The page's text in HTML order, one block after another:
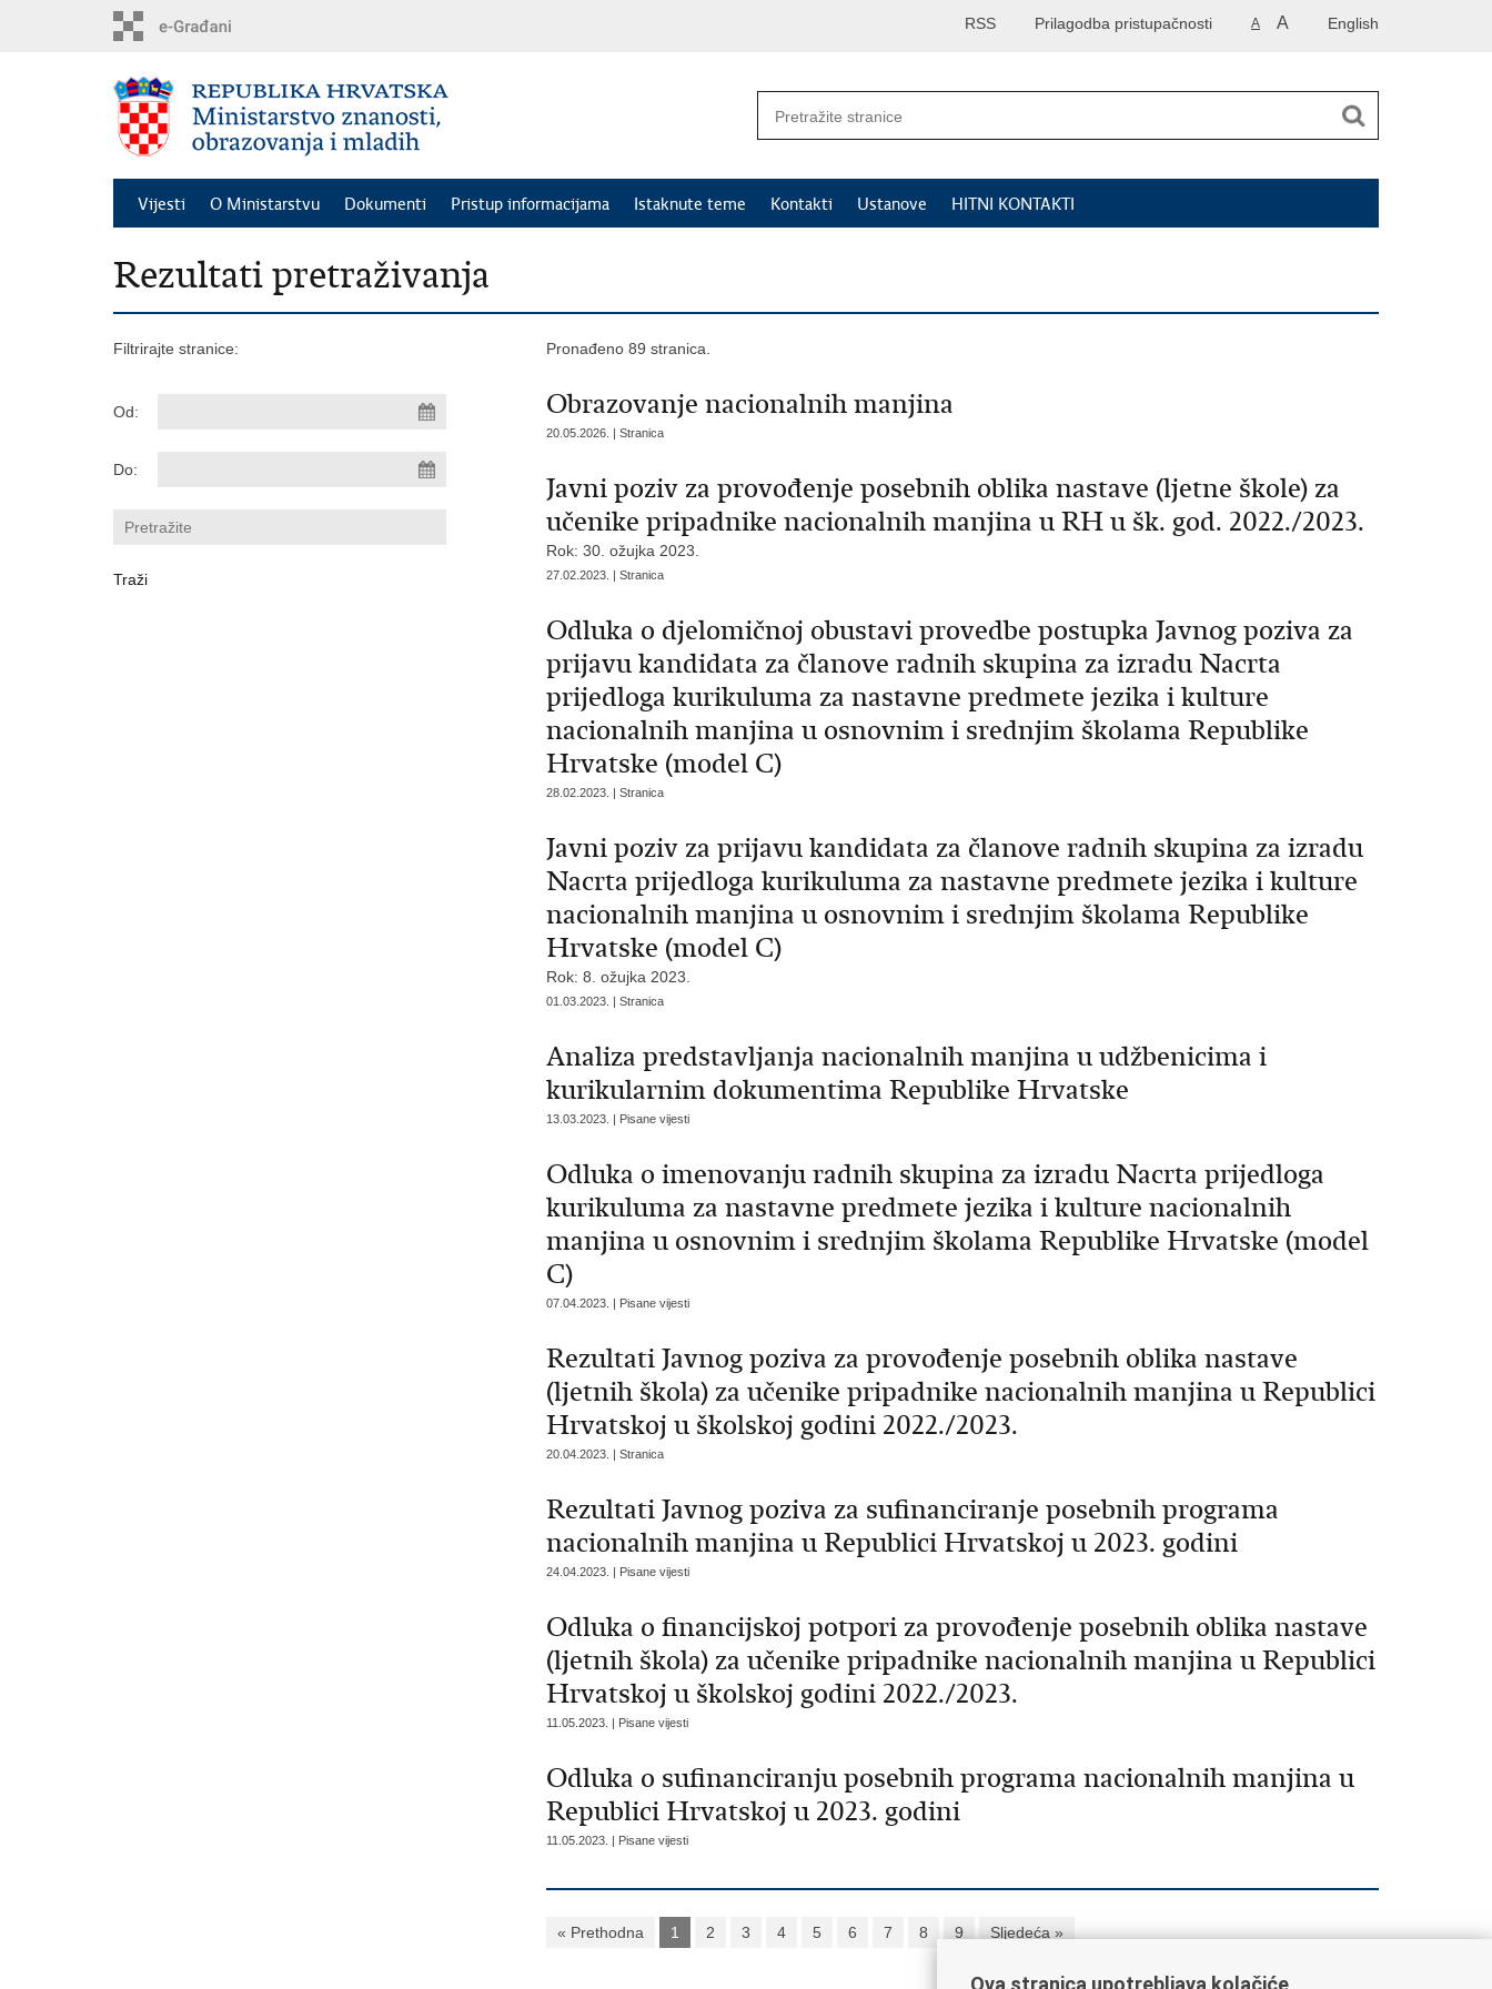
English
A A
Prilagodba pristupačnosti
RSS
Vijesti O Ministarstvu Dokumenti Pristup informacijama Istaknute teme Kontakti Ustanove HITNI KONTAKTI
Rezultati pretraživanja
Filtrirajte stranice:
Od:
Do:
Pronađeno 89 stranica.
Obrazovanje nacionalnih manjina
20.05.2026. | Stranica
Javni poziv za provođenje posebnih oblika nastave (ljetne škole) za
učenike pripadnike nacionalnih manjina u RH u šk. god. 2022./2023.
Rok: 30. ožujka 2023.
27.02.2023. | Stranica
Odluka o djelomičnoj obustavi provedbe postupka Javnog poziva za
prijavu kandidata za članove radnih skupina za izradu Nacrta
prijedloga kurikuluma za nastavne predmete jezika i kulture
nacionalnih manjina u osnovnim i srednjim školama Republike
Hrvatske (model C)
28.02.2023. | Stranica
Javni poziv za prijavu kandidata za članove radnih skupina za izradu
Nacrta prijedloga kurikuluma za nastavne predmete jezika i kulture
nacionalnih manjina u osnovnim i srednjim školama Republike
Hrvatske (model C)
Rok: 8. ožujka 2023.
01.03.2023. | Stranica
Analiza predstavljanja nacionalnih manjina u udžbenicima i
kurikularnim dokumentima Republike Hrvatske
13.03.2023. | Pisane vijesti
Odluka o imenovanju radnih skupina za izradu Nacrta prijedloga
kurikuluma za nastavne predmete jezika i kulture nacionalnih
manjina u osnovnim i srednjim školama Republike Hrvatske (model
C)
07.04.2023. | Pisane vijesti
Rezultati Javnog poziva za provođenje posebnih oblika nastave
(ljetnih škola) za učenike pripadnike nacionalnih manjina u Republici
Hrvatskoj u školskoj godini 2022./2023.
20.04.2023. | Stranica
Rezultati Javnog poziva za sufinanciranje posebnih programa
nacionalnih manjina u Republici Hrvatskoj u 2023. godini
24.04.2023. | Pisane vijesti
Odluka o financijskoj potpori za provođenje posebnih oblika nastave
(ljetnih škola) za učenike pripadnike nacionalnih manjina u Republici
Hrvatskoj u školskoj godini 2022./2023.
11.05.2023. | Pisane vijesti
Odluka o sufinanciranju posebnih programa nacionalnih manjina u
Republici Hrvatskoj u 2023. godini
11.05.2023. | Pisane vijesti
« Prethodna 1 2 3 4 5 6 7 8 9 Sljedeća »
Ova stranica upotrebljava kolačiće